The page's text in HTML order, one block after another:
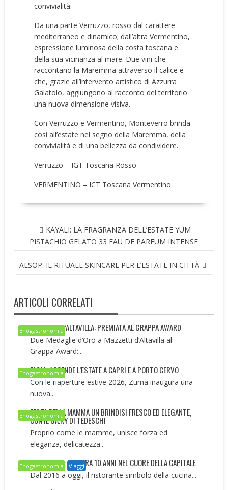
convivialità.
Da una parte Verruzzo, rosso dal carattere
mediterraneo e dinamico; dall’altra Vermentino,
espressione luminosa della costa toscana e
della sua vicinanza al mare. Due vini che
raccontano la Maremma attraverso il calice e
che, grazie all’intervento artistico di Azzurra
Galatolo, aggiungono al racconto del territorio
una nuova dimensione visiva.
Con Verruzzo e Vermentino, Monteverro brinda
così all’estate nel segno della Maremma, della
convivialità e di una bellezza da condividere.
Verruzzo – IGT Toscana Rosso
VERMENTINO – ICT Toscana Vermentino
NAVIGAZIONE
ARTICOLIKAYALI: LA FRAGRANZA DELL’ESTATE YUM
PISTACHIO GELATO 33 EAU DE PARFUM INTENSE
AESOP: IL RITUALE SKINCARE PER L’ESTATE IN CITTÀ
ARTICOLI CORRELATI
Enogastronomia
MAZZETTI D’ALTAVILLA: PREMIATA AL GRAPPA AWARD
Due Medaglie d’Oro a Mazzetti d’Altavilla al
Grappa Award:...
Enogastronomia
ZUMA: ACCENDE L’ESTATE A CAPRI E A PORTO CERVO
Con le riaperture estive 2026, Zuma inaugura una
nuova...
Enogastronomia
FESTA DELLA MAMMA UN BRINDISI FRESCO ED ELEGANTE,
CON IL GA.RY DI TEDESCHI
Proprio come le mamme, unisce forza ed
eleganza, delicatezza...
Enogastronomia Viaggi
ZUMA ROMA: CELEBRA 10 ANNI NEL CUORE DELLA CAPITALE
Dal 2016 a oggi, il ristorante simbolo della cucina...